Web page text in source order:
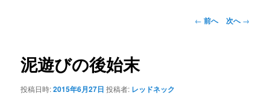
ン
テ
投← 前へ 次へ→
泥遊びの後始末
投稿日時:2015年6月27日 投稿者: レッドネック